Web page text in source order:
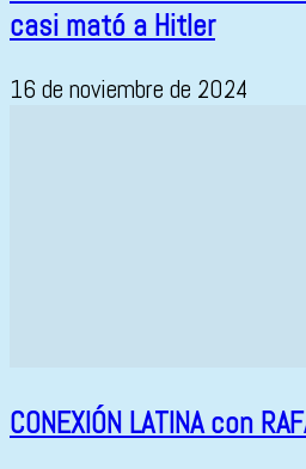
casi mató a Hitler
16 de noviembre de 2024
CONEXIÓN LATINA con